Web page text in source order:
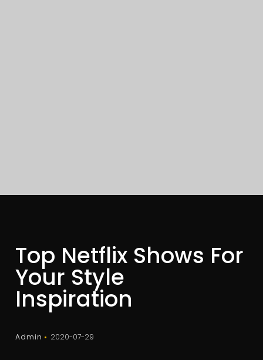
Top Netflix Shows For
Your Style
Inspiration
Admin 2020-07-29